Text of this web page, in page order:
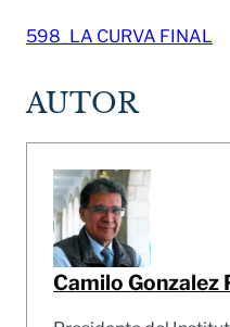
598_LA CURVA FINAL
AUTOR
Camilo Gonzalez